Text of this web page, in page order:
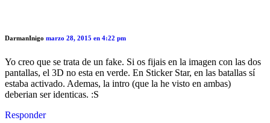
DarmanInigo marzo 28, 2015 en 4:22 pm
Yo creo que se trata de un fake. Si os fijais en la imagen con las dos
pantallas, el 3D no esta en verde. En Sticker Star, en las batallas sí
estaba activado. Ademas, la intro (que la he visto en ambas)
deberian ser identicas. :S
Responder